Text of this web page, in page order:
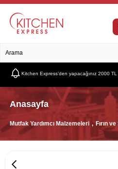
Kitchen Express’den yapacağınız 2000
Anasayfa
Mutfak Yardımcı Malzemeleri Fırın